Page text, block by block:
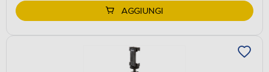
AGGIUNGI